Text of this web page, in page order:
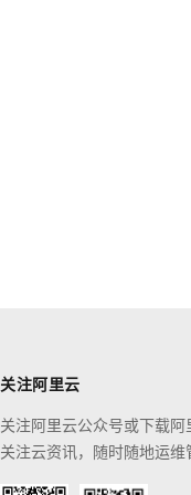
关注阿里云
关注阿里云公众号或下载阿
关注云资讯，随时随地运维